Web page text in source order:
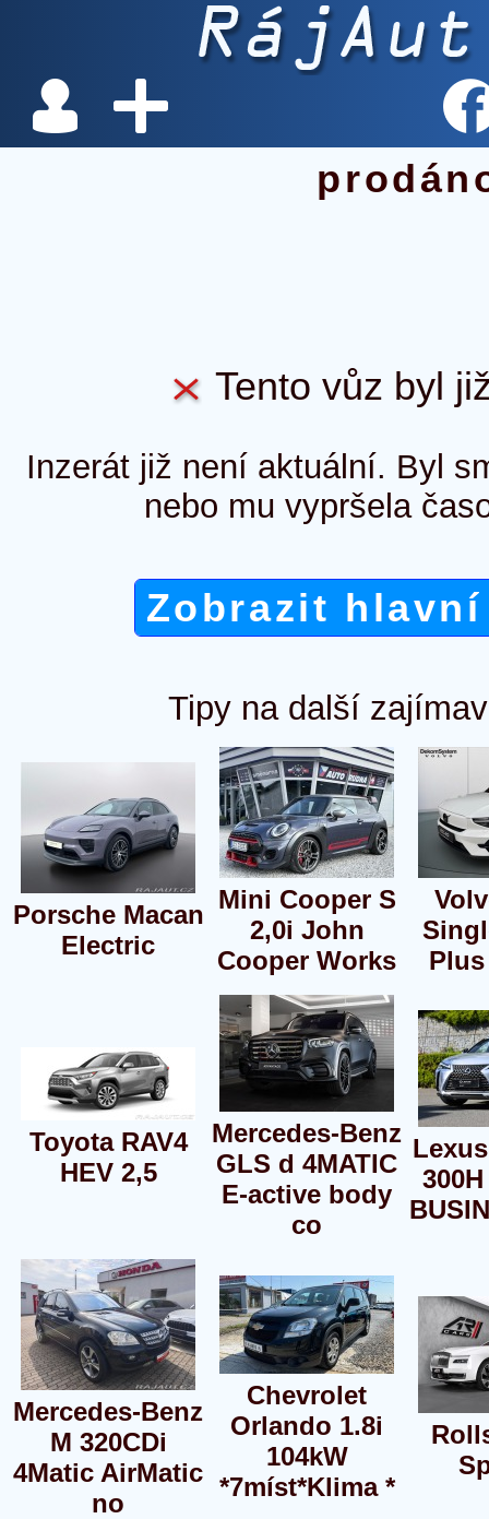
Tento vůz byl
Inzerát již není aktuální. Byl
nebo mu vypršela
Zobrazit
Tipy na další
Porsche Macan
Electric
Mini Cooper S
2,0i John
Cooper Works
Toyota RAV4
HEV 2,5
Mercedes-Benz
GLS d 4MATIC
E-active body
co
Mercedes-Benz
M 320CDi
4Matic AirMatic
no
Chevrolet
Orlando 1.8i
104kW
*7míst*Klima *